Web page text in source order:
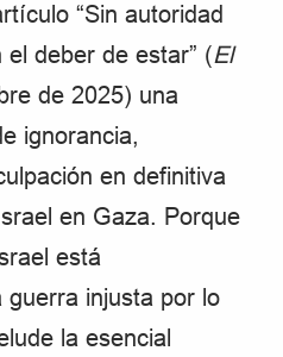
“Sin autoridad
deber de estar” (El
de 2025) una
ignorancia,
en definitiva
en Gaza. Porque
está
guerra injusta por lo
la esencial